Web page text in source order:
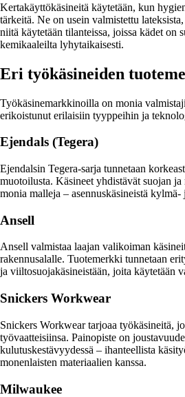
Kertakäyttökäsineitä käytetään, kun
tärkeitä. Ne on usein valmistettu
niitä käytetään tilanteissa, joissa kädet on
kemikaaleilta lyhytaikaisesti.
Eri työkäsineiden
Työkäsinemarkkinoilla on monia
erikoistunut erilaisiin tyyppeihin ja
Ejendals (Tegera)
Ejendalsin Tegera-sarja tunnetaan
muotoilusta. Käsineet yhdistävät suojan
monia malleja – asennuskäsineistä
Ansell
Ansell valmistaa laajan valikoiman
rakennusalalle. Tuotemerkki tunnetaan
ja viiltosuojakäsineistään, joita käytetään
Snickers Workwear
Snickers Workwear tarjoaa työkäsineitä,
työvaatteisiinsa. Painopiste on
kulutuskestävyydessä – ihanteellista
monenlaisten materiaalien kanssa.
Milwaukee